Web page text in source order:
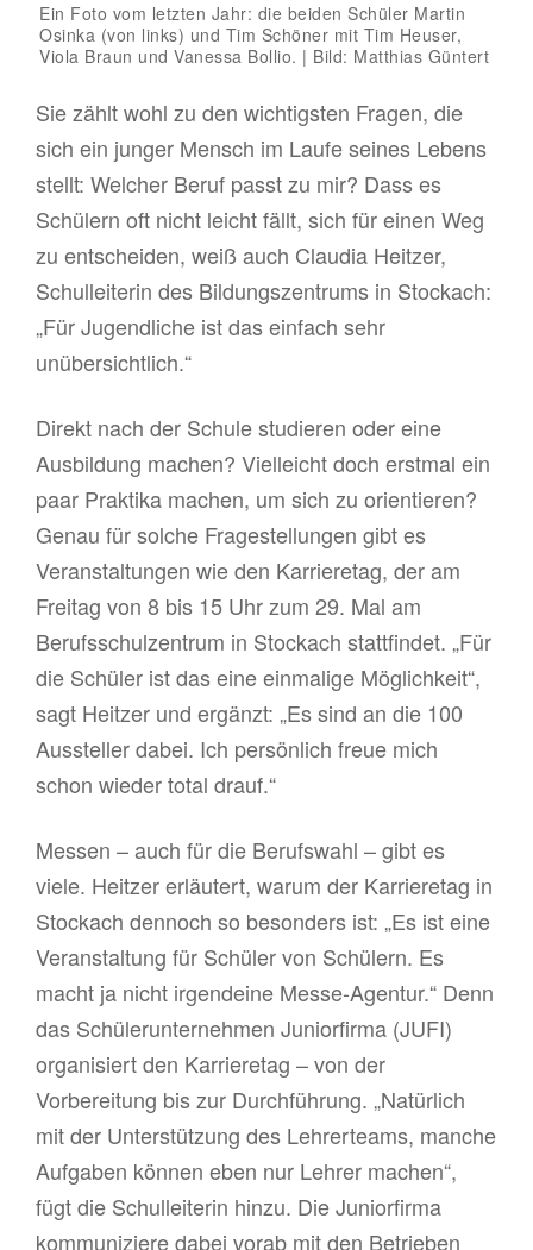
Ein Foto vom letzten Jahr: die beiden Schüler Martin
Osinka (von links) und Tim Schöner mit Tim Heuser,
Viola Braun und Vanessa Bollio. | Bild: Matthias Güntert
Sie zählt wohl zu den wichtigsten Fragen, die
sich ein junger Mensch im Laufe seines Lebens
stellt: Welcher Beruf passt zu mir? Dass es
Schülern oft nicht leicht fällt, sich für einen Weg
zu entscheiden, weiß auch Claudia Heitzer,
Schulleiterin des Bildungszentrums in Stockach:
„Für Jugendliche ist das einfach sehr
unübersichtlich.“
Direkt nach der Schule studieren oder eine
Ausbildung machen? Vielleicht doch erstmal ein
paar Praktika machen, um sich zu orientieren?
Genau für solche Fragestellungen gibt es
Veranstaltungen wie den Karrieretag, der am
Freitag von 8 bis 15 Uhr zum 29. Mal am
Berufsschulzentrum in Stockach stattfindet. „Für
die Schüler ist das eine einmalige Möglichkeit“,
sagt Heitzer und ergänzt: „Es sind an die 100
Aussteller dabei. Ich persönlich freue mich
schon wieder total drauf.“
Messen – auch für die Berufswahl – gibt es
viele. Heitzer erläutert, warum der Karrieretag in
Stockach dennoch so besonders ist: „Es ist eine
Veranstaltung für Schüler von Schülern. Es
macht ja nicht irgendeine Messe-Agentur.“ Denn
das Schülerunternehmen Juniorfirma (JUFI)
organisiert den Karrieretag – von der
Vorbereitung bis zur Durchführung. „Natürlich
mit der Unterstützung des Lehrerteams, manche
Aufgaben können eben nur Lehrer machen“,
fügt die Schulleiterin hinzu. Die Juniorfirma
kommuniziere dabei vorab mit den Betrieben